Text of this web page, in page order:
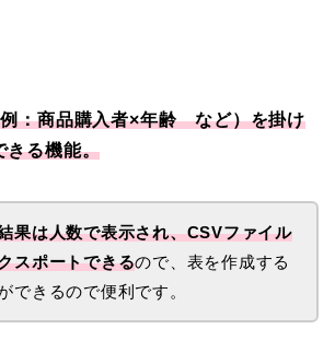
：商品購入者×年齢 など）を掛け
きる機能。
果は人数で表示され、CSVファイル
スポートできるので、表を作成する
できるので便利です。